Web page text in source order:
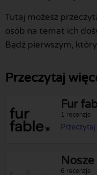
Tutaj możesz
osób na temat ich
Bądź pierwszym,
Przeczytaj
Fur
1 recenzje
Nosze
6 recenzje